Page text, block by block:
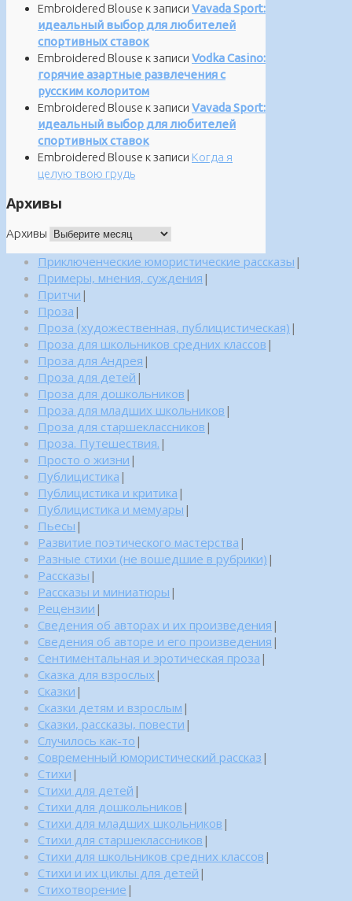
Embroidered Blouse к записи Vavada Sport:
идеальный выбор для любителей
спортивных ставок
Embroidered Blouse к записи Vodka Casino:
горячие азартные развлечения с
русским колоритом
Embroidered Blouse к записи Vavada Sport:
идеальный выбор для любителей
спортивных ставок
Embroidered Blouse к записи Когда я
целую твою грудь
Архивы
Архивы
Приключенческие юмористические рассказы |
Примеры, мнения, суждения |
Притчи |
Проза |
Проза (художественная, публицистическая) |
Проза для школьников средних классов |
Проза для Андрея |
Проза для детей |
Проза для дошкольников |
Проза для младших школьников |
Проза для старшеклассников |
Проза. Путешествия. |
Просто о жизни |
Публицистика |
Публицистика и критика |
Публицистика и мемуары |
Пьесы |
Развитие поэтического мастерства |
Разные стихи (не вошедшие в рубрики) |
Рассказы |
Рассказы и миниатюры |
Рецензии |
Сведения об авторах и их произведения |
Сведения об авторе и его произведения |
Сентиментальная и эротическая проза |
Сказка для взрослых |
Сказки |
Сказки детям и взрослым |
Сказки, рассказы, повести |
Случилось как-то |
Современный юмористический рассказ |
Стихи |
Стихи для детей |
Стихи для дошкольников |
Стихи для младших школьников |
Стихи для старшеклассников |
Стихи для школьников средних классов |
Стихи и их циклы для детей |
Стихотворение |